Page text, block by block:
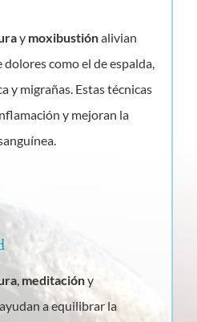
y moxibustiónalivian
dolores como el de espalda,
y migrañas. Estas técnicas
y mejoran la
, meditacióny
ayudan a equilibrar la